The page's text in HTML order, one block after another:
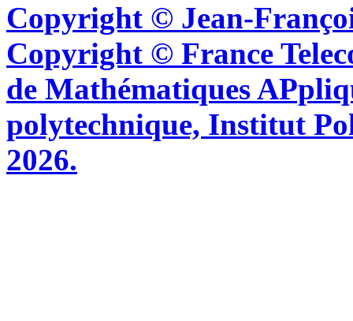
Copyright © Jean-
Copyright © France
de Mathématiques
polytechnique, Institut
2026.